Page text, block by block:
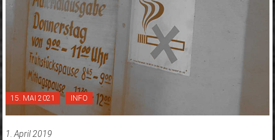
15. MAI 2021 INFO
1. April 2019